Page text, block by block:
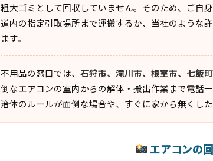
粗大ゴミとして回収していません。そのため、ご自
道内の指定引取場所まで運搬するか、当社のような
ます。
不用品の窓口では、 石狩市、滝川市、根室市、七飯
倒なエアコンの室内からの解体・搬出作業まで電話
治体のルールが面倒な場合や、すぐに家から無くし
エアコンの